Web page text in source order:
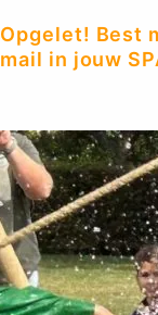
Opgelet! Best
mail in jouw